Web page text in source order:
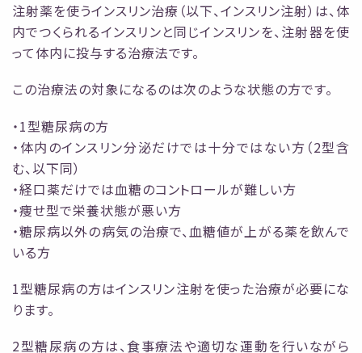
注射薬を使うインスリン治療（以下、インスリン注射）は、体
内でつくられるインスリンと同じインスリンを、注射器を使
って体内に投与する治療法です。
この治療法の対象になるのは次のような状態の方です。
・1型糖尿病の方
・体内のインスリン分泌だけでは十分ではない方（2型含
む、以下同）
・経口薬だけでは血糖のコントロールが難しい方
・痩せ型で栄養状態が悪い方
・糖尿病以外の病気の治療で、血糖値が上がる薬を飲んで
いる方
1型糖尿病の方はインスリン注射を使った治療が必要にな
ります。
2型糖尿病の方は、食事療法や適切な運動を行いながら